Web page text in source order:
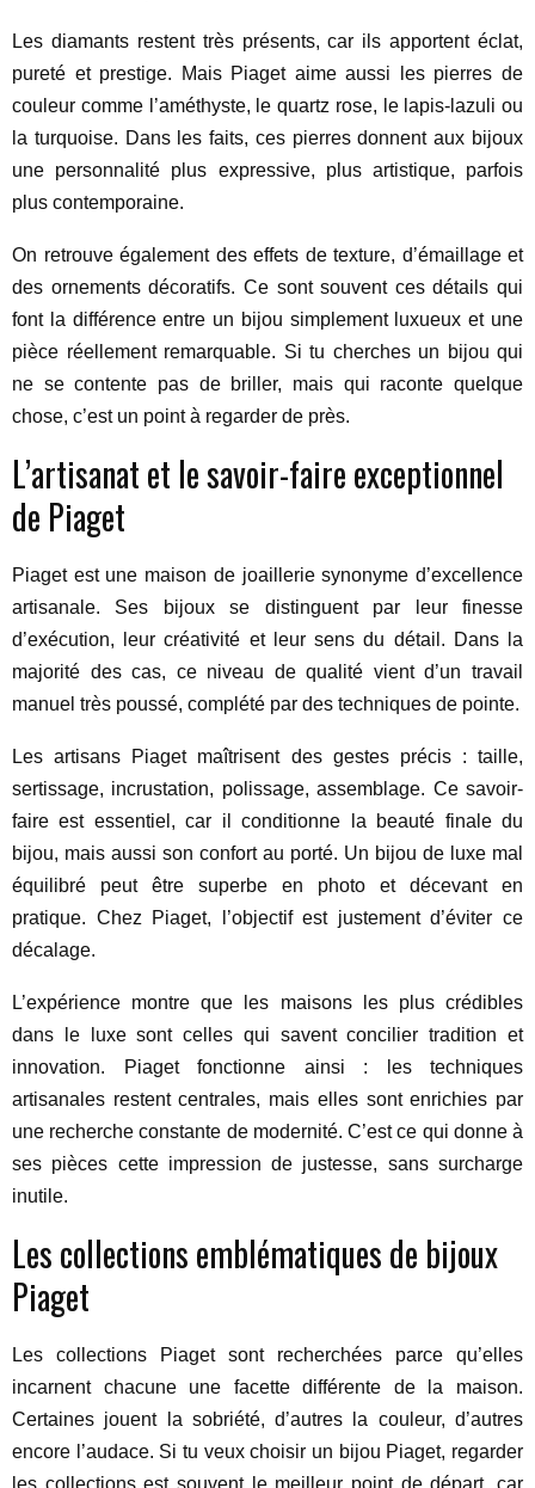
Les diamants restent très présents, car ils apportent éclat,
pureté et prestige. Mais Piaget aime aussi les pierres de
couleur comme l’améthyste, le quartz rose, le lapis-lazuli ou
la turquoise. Dans les faits, ces pierres donnent aux bijoux
une personnalité plus expressive, plus artistique, parfois
plus contemporaine.
On retrouve également des effets de texture, d’émaillage et
des ornements décoratifs. Ce sont souvent ces détails qui
font la différence entre un bijou simplement luxueux et une
pièce réellement remarquable. Si tu cherches un bijou qui
ne se contente pas de briller, mais qui raconte quelque
chose, c’est un point à regarder de près.
L’artisanat et le savoir-faire exceptionnel
de Piaget
Piaget est une maison de joaillerie synonyme d’excellence
artisanale. Ses bijoux se distinguent par leur finesse
d’exécution, leur créativité et leur sens du détail. Dans la
majorité des cas, ce niveau de qualité vient d’un travail
manuel très poussé, complété par des techniques de pointe.
Les artisans Piaget maîtrisent des gestes précis : taille,
sertissage, incrustation, polissage, assemblage. Ce savoir-
faire est essentiel, car il conditionne la beauté finale du
bijou, mais aussi son confort au porté. Un bijou de luxe mal
équilibré peut être superbe en photo et décevant en
pratique. Chez Piaget, l’objectif est justement d’éviter ce
décalage.
L’expérience montre que les maisons les plus crédibles
dans le luxe sont celles qui savent concilier tradition et
innovation. Piaget fonctionne ainsi : les techniques
artisanales restent centrales, mais elles sont enrichies par
une recherche constante de modernité. C’est ce qui donne à
ses pièces cette impression de justesse, sans surcharge
inutile.
Les collections emblématiques de bijoux
Piaget
Les collections Piaget sont recherchées parce qu’elles
incarnent chacune une facette différente de la maison.
Certaines jouent la sobriété, d’autres la couleur, d’autres
encore l’audace. Si tu veux choisir un bijou Piaget, regarder
les collections est souvent le meilleur point de départ, car